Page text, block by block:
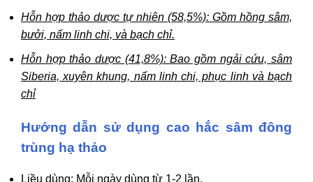
Hỗn hợp thảo dược tự nhiên (58,5%): Gồm hồng sâm,
bưởi, nấm linh chi, và bạch chỉ.
Hỗn hợp thảo dược (41,8%): Bao gồm ngải cứu, sâm
Siberia, xuyên khung, nấm linh chi, phục linh và bạch
chỉ
Hướng dẫn sử dụng cao hắc sâm đông
trùng hạ thảo
Liều dùng: Mỗi ngày dùng từ 1-2 lần.